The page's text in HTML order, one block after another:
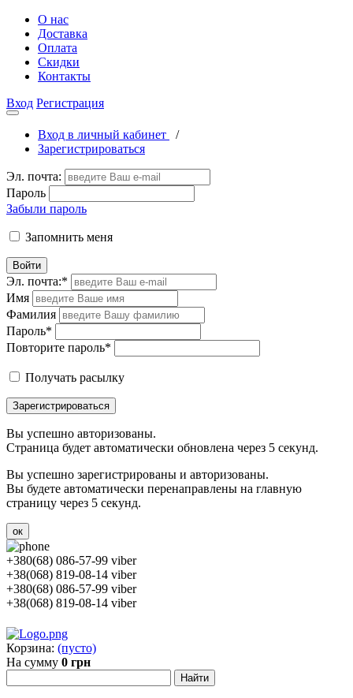
О нас
Доставка
Оплата
Скидки
Контакты
Вход Регистрация
Вход в личный кабинет
/
Зарегистрироваться
Эл. почта:
Пароль
Забыли пароль
Запомнить меня
Войти
Эл. почта:*
Имя
Фамилия
Пароль*
Повторите пароль*
Получать расылку
Зарегистрироваться
Вы успешно авторизованы.
Страница будет автоматически обновлена через 5 секунд.
Вы успешно зарегистрированы и авторизованы.
Вы будете автоматически перенаправлены на главную
страницу через 5 секунд.
ок
+380(68) 086-57-99 viber
+38(068) 819-08-14 viber
+380(68) 086-57-99 viber
+38(068) 819-08-14 viber
Корзина: (пусто)
На сумму 0 грн